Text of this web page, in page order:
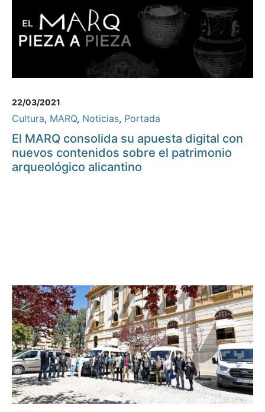
22/03/2021
Cultura, MARQ, Noticias, Portada
El MARQ consolida su apuesta digital con
nuevos contenidos sobre el patrimonio
arqueológico alicantino